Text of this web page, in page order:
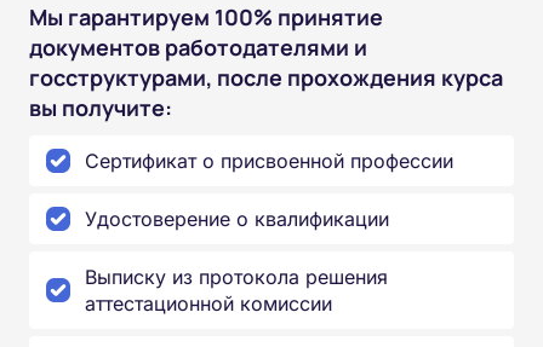
Мы гарантируем 100% принятие
документов работодателями и
госструктурами, после прохождения курса
вы получите:
Сертификат о присвоенной профессии
Удостоверение о квалификации
Выписку из протокола решения
аттестационной комиссии